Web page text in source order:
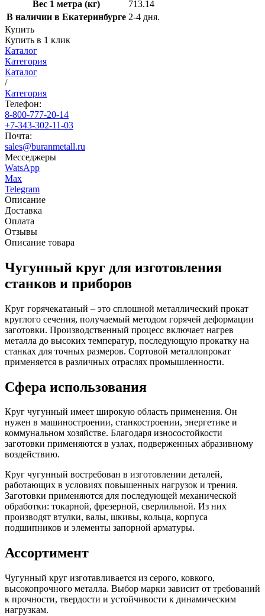
Вес 1 метра (кг)
713.14
В наличии в Екатеринбурге 2-4 дня.
Купить
Купить в 1 клик
Каталог
Категория
Каталог
/
Категория
Телефон:
8-800-777-20-14
+7-343-302-11-03
Почта:
sales@buranmetall.ru
Месседжеры
WatsApp
Max
Telegram
Описание
Доставка
Оплата
Отзывы
Описание товара
Чугунный круг для изготовления
станков и приборов
Круг горячекатаный – это сплошной металлический прокат
круглого сечения, получаемый методом горячей деформации
заготовки. Производственный процесс включает нагрев
металла до высоких температур, последующую прокатку на
станках для точных размеров. Сортовой металлопрокат
применяется в различных отраслях промышленности.
Сфера использования
Круг чугунный имеет широкую область применения. Он
нужен в машиностроении, станкостроении, энергетике и
коммунальном хозяйстве. Благодаря износостойкости
заготовки применяются в узлах, подверженных абразивному
воздействию.
Круг чугунный востребован в изготовлении деталей,
работающих в условиях повышенных нагрузок и трения.
Заготовки применяются для последующей механической
обработки: токарной, фрезерной, сверлильной. Из них
производят втулки, валы, шкивы, кольца, корпуса
подшипников и элементы запорной арматуры.
Ассортимент
Чугунный круг изготавливается из серого, ковкого,
высокопрочного металла. Выбор марки зависит от требований
к прочности, твердости и устойчивости к динамическим
нагрузкам.